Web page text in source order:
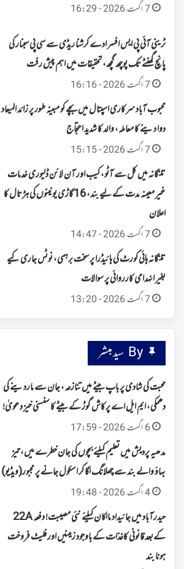
7 اگست 2026 - 16:29
ٹرینی آئی پی ایس افسر ادے کرشنا ریڈی سے سی پی سجنار کی
پانچ گھنٹے تک پوچھ گچھ، تحقیقات میں اہم پیش رفت
7 اگست 2026 - 16:16
محبوب آباد سرکاری اسپتال میں بچے کو مبینہ طور پر زائد المیعاد
دوا دینے کا معاملہ، والد کا شدید احتجاج
7 اگست 2026 - 15:15
تلنگانہ میں کل سے آٹو، کیب اور آن لائن ڈلیوری خدمات
غیر معینہ مدت کے لیے بند، 16 گاڑی یونینوں کی ہڑتال کا
اعلان
7 اگست 2026 - 14:47
تلنگانہ ہائی کورٹ کی ہائیڈرا پر سخت برہمی، نوٹس جاری کیے
بغیر انہدامی کارروائی پر سوالات
7 اگست 2026 - 13:20
By سید مبشر
محبت کی شادی پر باپ بیٹے میں تنازعہ، جان سے ماردینے کی
دھمکی، ایم ایل اے پرکاش گوڑ کے بیٹے کا سنسنی خیز دعویٰ!
6 اگست 2026 - 17:59
مدھیہ پردیش میں تعلیم کیلئے بچوں کی جان خطرے میں، تیز
بہاؤ والے بند سے چھلانگ لگا کر اسکول جانے پر مجبور(ویڈیو)
4 اگست 2026 - 19:48
حیدرآباد میں جائیداد مالکان کیلئے نئی مصیبت! دفعہ 22A
کےبعد قانونی کاغذات کے باوجود زمینیں اور فلیٹ فروخت
ہونا بند